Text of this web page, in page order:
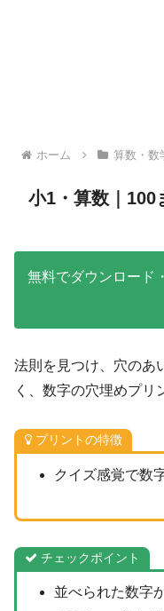
ホーム 算数・数
小1・算数｜100
無料でダウンロード
法則を見つけ、穴のあ
く、数字の穴埋めプリ
プリントの特徴
クイズ感覚で数
チェックポイント
並べられた数字